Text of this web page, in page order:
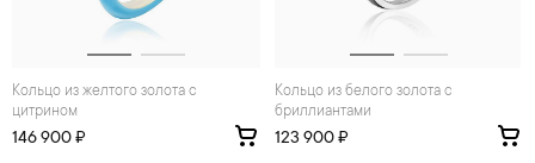
Кольцо из желтого золота с
цитрином
146 900 ₽
Кольцо из белого золота с
бриллиантами
123 900 ₽